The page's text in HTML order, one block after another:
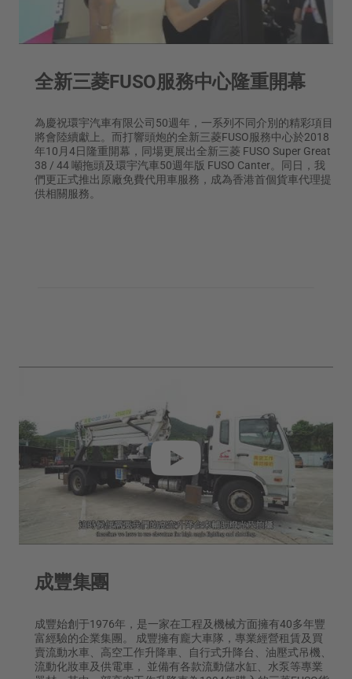
全新三菱FUSO服務中心隆重開幕
為慶祝環宇汽車有限公司50週年，一系列不同介別的精彩項目
將會陸續獻上。而打響頭炮的全新三菱FUSO服務中心於2018
年10月4日隆重開幕，同場更展出全新三菱 FUSO Super Great
38 / 44 噸拖頭及環宇汽車50週年版 FUSO Canter。同日，我
們更正式推出原廠免費代用車服務，成為香港首個貨車代理提
供相關服務。
成豐集團
成豐始創于1976年，是一家在工程及機械方面擁有40多年豐
富經驗的企業集團。 成豐擁有龐大車隊，專業經營租賃及買
賣流動水車、高空工作升降車、自行式升降台、油壓式吊機、
流動化妝車及供電車， 並備有各款流動儲水缸、水泵等專業